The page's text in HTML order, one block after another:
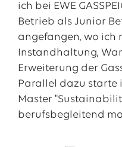
ich bei EWE
Betrieb als Junior
angefangen, wo ich
Instandhaltung,
Erweiterung der
Parallel dazu starte
Master
berufsbegleitend